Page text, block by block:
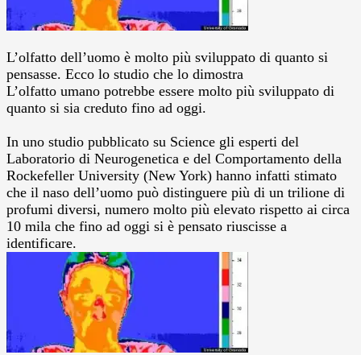
L’olfatto dell’uomo è molto più sviluppato di quanto si
pensasse. Ecco lo studio che lo dimostra
L’olfatto umano potrebbe essere molto più sviluppato di
quanto si sia creduto fino ad oggi.
In uno studio pubblicato su Science gli esperti del
Laboratorio di Neurogenetica e del Comportamento della
Rockefeller University (New York) hanno infatti stimato
che il naso dell’uomo può distinguere più di un trilione di
profumi diversi, numero molto più elevato rispetto ai circa
10 mila che fino ad oggi si è pensato riuscisse a
identificare.